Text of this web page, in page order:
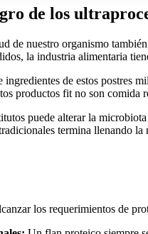
de los
de nuestro organismo
la industria alimentaria
de estos postres
productos fit no son comida
puede alterar la
termina llenando
los requerimientos de